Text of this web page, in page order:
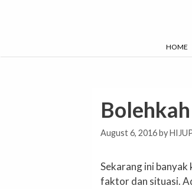
HOME
August 6, 2016by
Sekarang ini
faktor dan situasi.